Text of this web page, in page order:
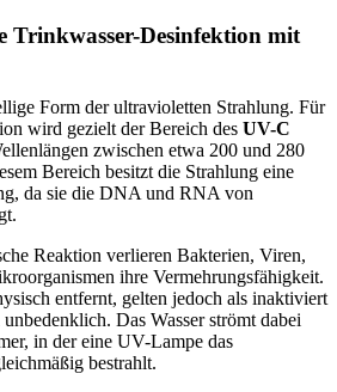
Trinkwasser-Desinfektion mit
Form der ultravioletten Strahlung. Für
wird gezielt der Bereich des UV-C
zwischen etwa 200 und 280
Bereich besitzt die Strahlung eine
da sie die DNA und RNA von
Reaktion verlieren Bakterien, Viren,
ihre Vermehrungsfähigkeit.
entfernt, gelten jedoch als inaktiviert
Das Wasser strömt dabei
in der eine UV-Lampe das
bestrahlt.